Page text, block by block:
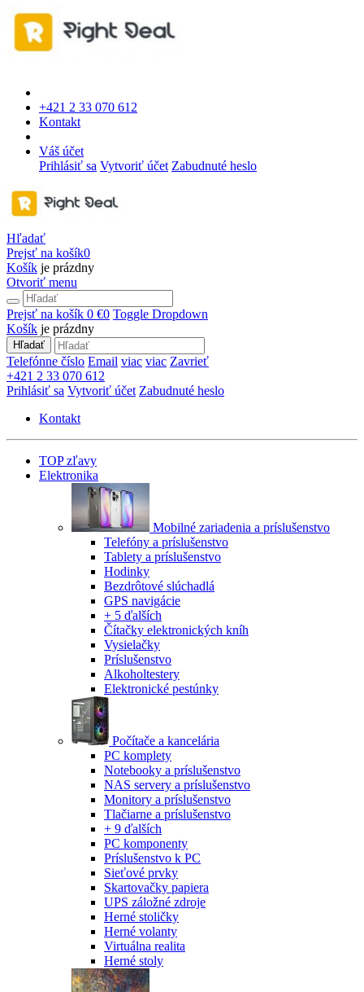
+421 2 33 070 612
Kontakt
Váš účet
Prihlásiť sa Vytvoriť účet Zabudnuté heslo
Hľadať
Prejsť na košík0
Košík je prázdny
Otvoriť menu
Prejsť na košík 0 €0 Toggle Dropdown
Košík je prázdny
Hľadať
Telefónne číslo Email viac viac Zavrieť
+421 2 33 070 612
Prihlásiť sa Vytvoriť účet Zabudnuté heslo
Kontakt
TOP zľavy
Elektronika
Mobilné zariadenia a príslušenstvo
Telefóny a príslušenstvo
Tablety a príslušenstvo
Hodinky
Bezdrôtové slúchadlá
GPS navigácie
+ 5 ďalších
Čítačky elektronických kníh
Vysielačky
Príslušenstvo
Alkoholtestery
Elektronické pestúnky
Počítače a kancelária
PC komplety
Notebooky a príslušenstvo
NAS servery a príslušenstvo
Monitory a príslušenstvo
Tlačiarne a príslušenstvo
+ 9 ďalších
PC komponenty
Príslušenstvo k PC
Sieťové prvky
Skartovačky papiera
UPS záložné zdroje
Herné stoličky
Herné volanty
Virtuálna realita
Herné stoly